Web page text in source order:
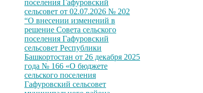
поселения Гафуровский
сельсовет от 02.07.2026 № 202
“О внесении изменений в
решение Совета сельского
поселения Гафуровский
сельсовет Республики
Башкортостан от 26 декабря 2025
года № 166 «О бюджете
сельского поселения
Гафуровский сельсовет